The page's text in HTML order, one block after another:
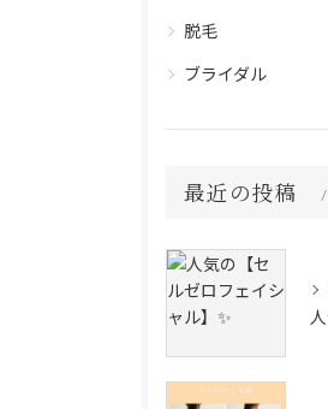
脱毛
ブライダル
最近の投稿